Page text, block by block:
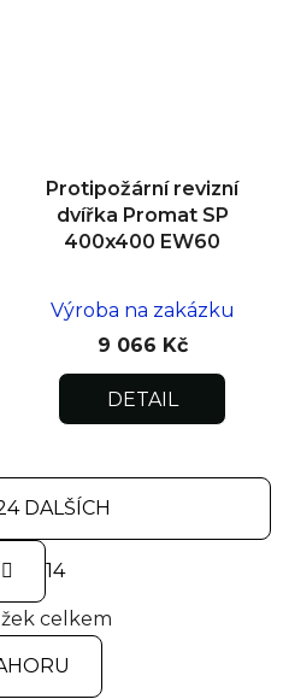
Protipožární revizní
dvířka Promat SP
400x400 EW60
Výroba na zakázku
9 066 Kč
DETAIL
O
v
l
á
DALŠÍCH
S
r
á
n
k
14
celkem